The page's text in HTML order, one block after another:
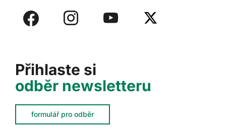
Přihlaste si
odběr newsletteru
formulář pro odběr